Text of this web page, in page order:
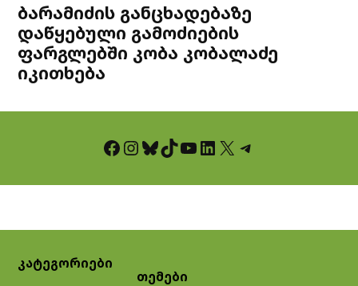
ბარამიძის განცხადებაზე
დაწყებული გამოძიების
ფარგლებში კობა კობალაძე
იკითხება
Facebook InstagramBluesky TikTok YouTube LinkedIn X Telegram
კატეგორიები
თემები